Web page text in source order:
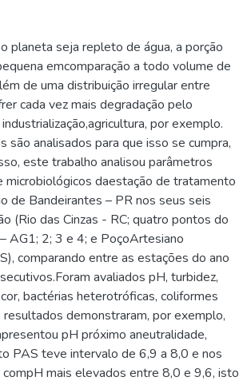
planeta seja repleto de água, a porção
emcomparação a todo volume de
de uma distribuição irregular entre
cada vez mais degradação pelo
por exemplo.
são analisados para que isso se cumpra,
este trabalho analisou parâmetros
microbiológicos daestação de tratamento
de Bandeirantes – PR nos seus seis
(Rio das Cinzas - RC; quatro pontos do
AG1; 2; 3 e 4; e PoçoArtesiano
comparando entre as estações do ano
avaliados pH, turbidez,
bactérias heterotróficas, coliformes
demonstraram, por exemplo,
pH próximo aneutralidade,
PAS teve intervalo de 6,9 a 8,0 e nos
mais elevados entre 8,0 e 9,6, isto